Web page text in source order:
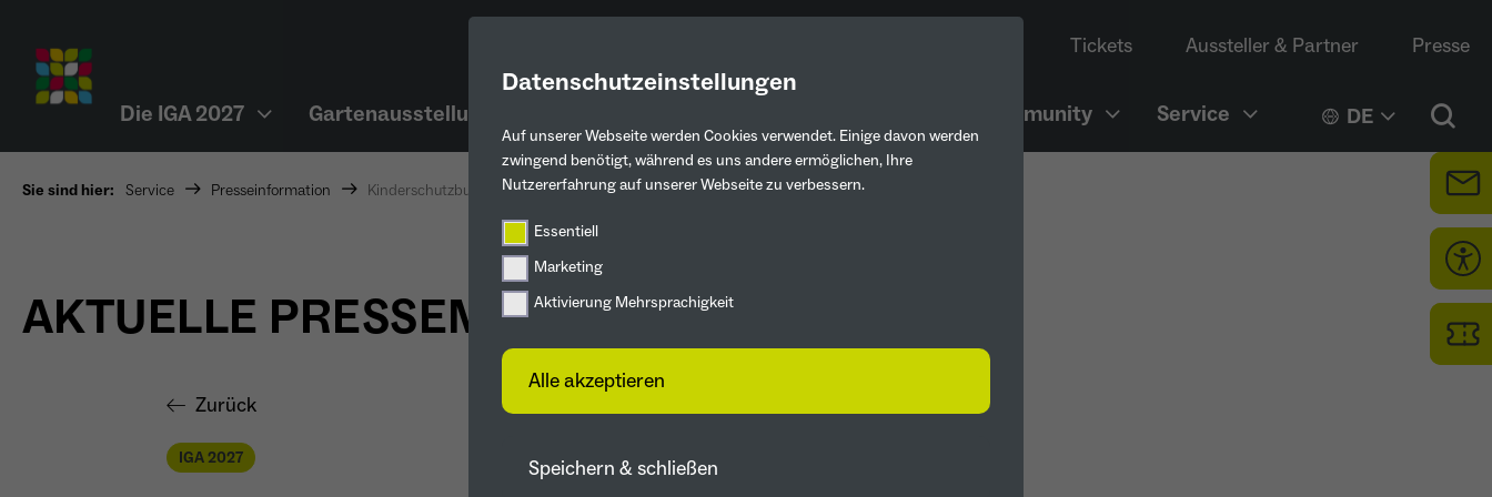
Datenschutzeinstellungen
Auf unserer Webseite werden Cookies verwendet. Einige davon werden
zwingend benötigt, während es uns andere ermöglichen, Ihre
Nutzererfahrung auf unserer Webseite zu verbessern.
Essentiell
Marketing
Aktivierung Mehrsprachigkeit
Alle akzeptieren
Speichern & schließen
Tickets Aussteller & Partner Presse
Die IGA 2027 Gartenausstellung Mitmachen & Community Service DE
Sie sind hier: Service Presseinformation Kinderschutzbund NRW und IGA 2027 vereinbaren Kooperation.
AKTUELLE PRESSEMELDUNGEN
Zurück
IGA 2027